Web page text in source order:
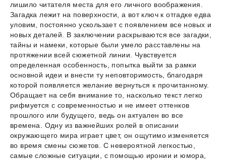
лишило читателя места для его личного воображения.
Загадка лежит на поверхности, а вот ключ к отгадке едва
уловим, постоянно ускользает с появлением все новых и
новых деталей. В заключении раскрываются все загадки,
тайны и намеки, которые были умело расставлены на
протяжении всей сюжетной линии. Чувствуется
определенная особенность, попытка выйти за рамки
основной идеи и внести ту неповторимость, благодаря
которой появляется желание вернуться к прочитанному.
Обращает на себя внимание то, насколько текст легко
рифмуется с современностью и не имеет оттенков
прошлого или будущего, ведь он актуален во все
времена. Одну из важнейших ролей в описании
окружающего мира играет цвет, он ощутимо изменяется
во время смены сюжетов. С невероятной легкостью,
самые сложные ситуации, с помощью иронии и юмора,